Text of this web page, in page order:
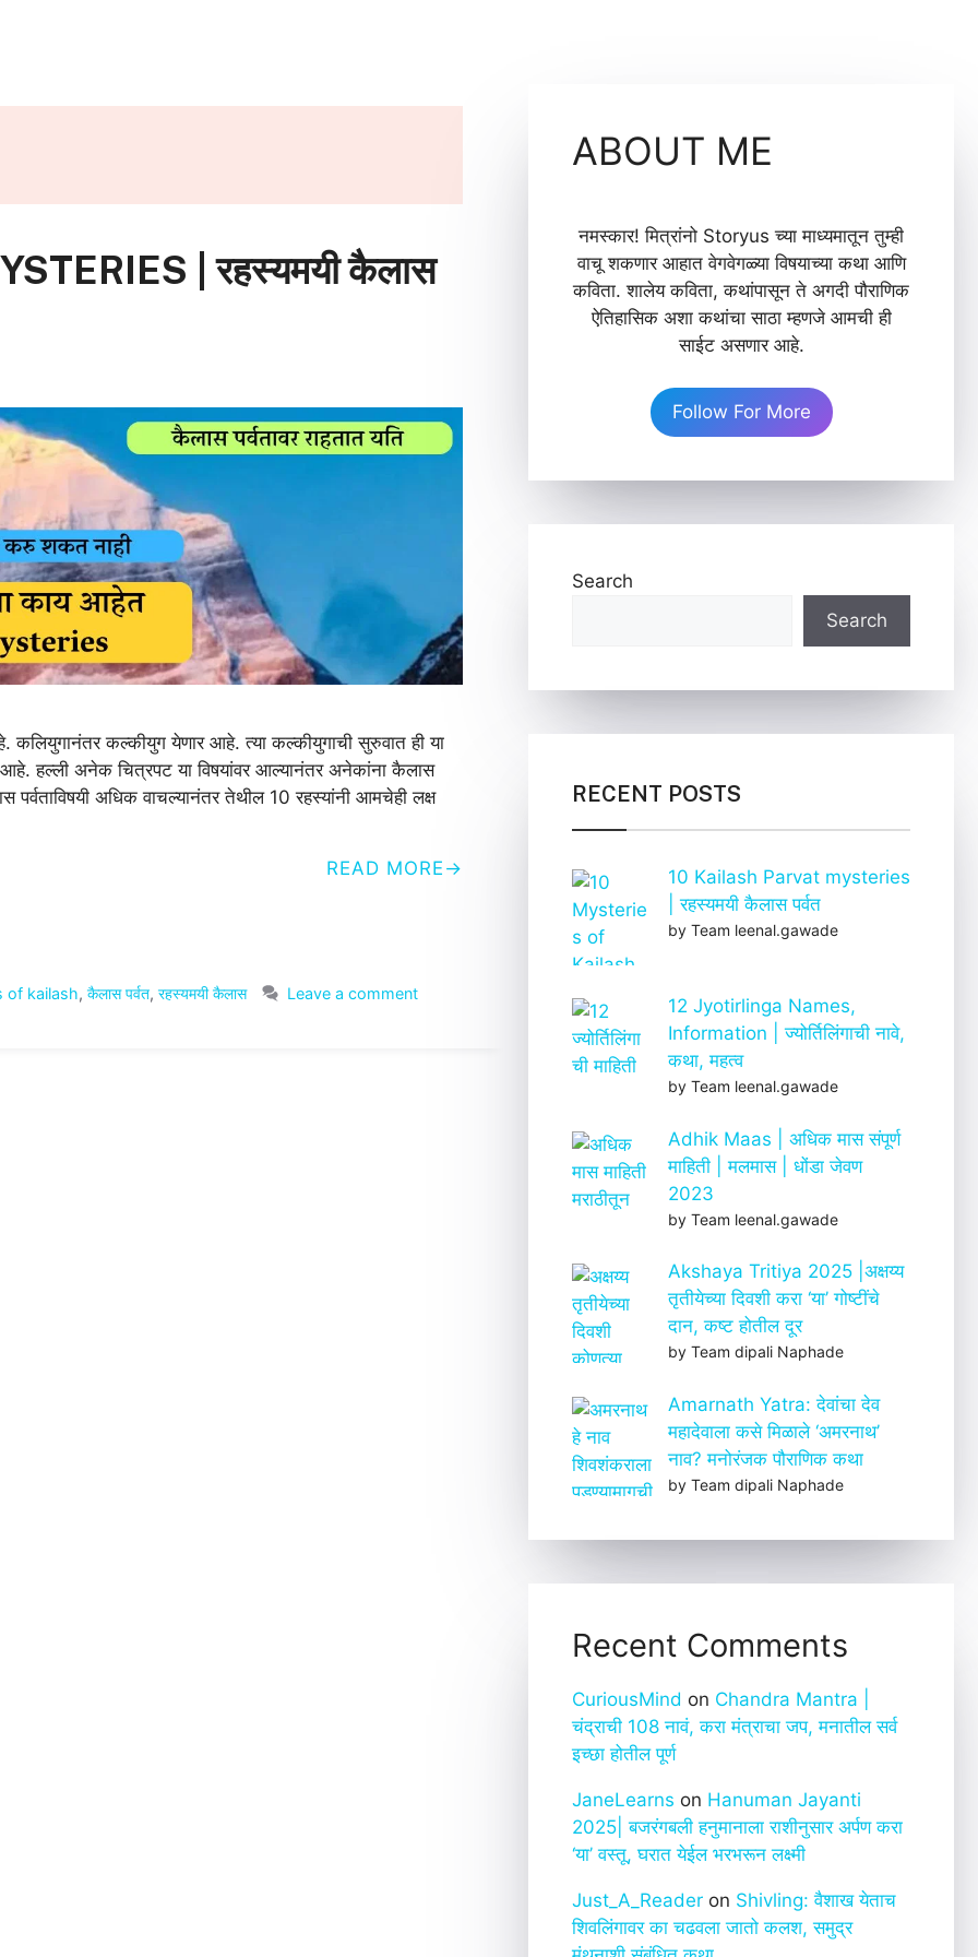
| रहस्यमयी कैलास
कल्कीयुग येणार आहे. त्या कल्कीयुगाची सुरुवात ही या
हल्ली अनेक चित्रपट या विषयांवर आल्यानंतर अनेकांना कैलास
पर्वताविषयी अधिक वाचल्यानंतर तेथील 10 रहस्यांनी आमचेही लक्ष
READ MORE
of kailash,कैलास पर्वत,रहस्यमयी कैलास Leave a comment
ABOUT ME
नमस्कार! मित्रांनो Storyus च्या माध्यमातून तुम्ही
वाचू शकणार आहात वेगवेगळ्या विषयाच्या कथा आणि
कविता. शालेय कविता, कथांपासून ते अगदी पौराणिक
ऐतिहासिक अशा कथांचा साठा म्हणजे आमची ही
साईट असणार आहे.
Follow For More
Search
Search
RECENT POSTS
10 Kailash Parvat mysteries
| रहस्यमयी कैलास पर्वत
by Team leenal.gawade
12 Jyotirlinga Names,
Information | ज्योर्तिलिंगाची नावे,
कथा, महत्व
by Team leenal.gawade
Adhik Maas | अधिक मास संपूर्ण
माहिती | मलमास | धोंडा जेवण
2023
by Team leenal.gawade
Akshaya Tritiya 2025 |अक्षय्य
तृतीयेच्या दिवशी करा ‘या’ गोष्टींचे
दान, कष्ट होतील दूर
by Team dipali Naphade
Amarnath Yatra: देवांचा देव
महादेवाला कसे मिळाले ‘अमरनाथ’
नाव? मनोरंजक पौराणिक कथा
by Team dipali Naphade
Recent Comments
CuriousMind on Chandra Mantra |
चंद्राची 108 नावं, करा मंत्राचा जप, मनातील सर्व
इच्छा होतील पूर्ण
JaneLearns on Hanuman Jayanti
2025| बजरंगबली हनुमानाला राशीनुसार अर्पण करा
‘या’ वस्तू, घरात येईल भरभरून लक्ष्मी
Just_A_Reader on Shivling: वैशाख येताच
शिवलिंगावर का चढवला जातो कलश, समुद्र